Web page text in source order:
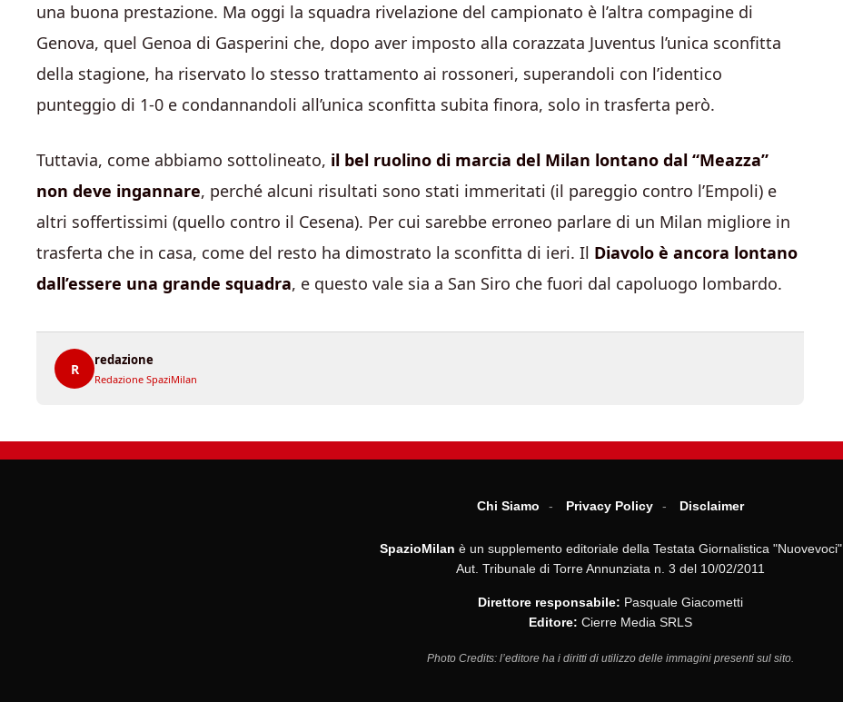
una buona prestazione. Ma oggi la squadra rivelazione del campionato è l’altra compagine di
Genova, quel Genoa di Gasperini che, dopo aver imposto alla corazzata Juventus l’unica sconfitta
della stagione, ha riservato lo stesso trattamento ai rossoneri, superandoli con l’identico
punteggio di 1-0 e condannandoli all’unica sconfitta subita finora, solo in trasferta però.
Tuttavia, come abbiamo sottolineato, il bel ruolino di marcia del Milan lontano dal “Meazza”
non deve ingannare, perché alcuni risultati sono stati immeritati (il pareggio contro l’Empoli) e
altri soffertissimi (quello contro il Cesena). Per cui sarebbe erroneo parlare di un Milan migliore in
trasferta che in casa, come del resto ha dimostrato la sconfitta di ieri. Il Diavolo è ancora lontano
dall’essere una grande squadra, e questo vale sia a San Siro che fuori dal capoluogo lombardo.
R
redazione
Redazione SpaziMilan
Chi Siamo Privacy Policy Disclaimer
SpazioMilan è un supplemento editoriale della Testata Giornalistica "Nuovevoci"
Aut. Tribunale di Torre Annunziata n. 3 del 10/02/2011
Direttore responsabile: Pasquale Giacometti
Editore: Cierre Media SRLS
Photo Credits: l’editore ha i diritti di utilizzo delle immagini presenti sul sito.